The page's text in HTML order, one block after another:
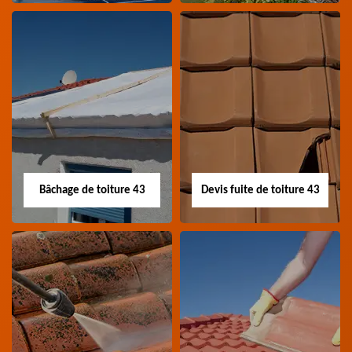
Nettoyage panneau
photovoltaïque 43
Professionnel en
nettoyage panneau
photovoltaïque 43
Devis pose de
gouttière 43
Devis pose de gouttière
43 Haute-Loire
Bâchage de toiture 43
Bâchage de toiture
43
Entreprise bâchage de
Devis fuite de toiture 43
Devis fuite de
toiture 43
Devis fuite de toiture 43